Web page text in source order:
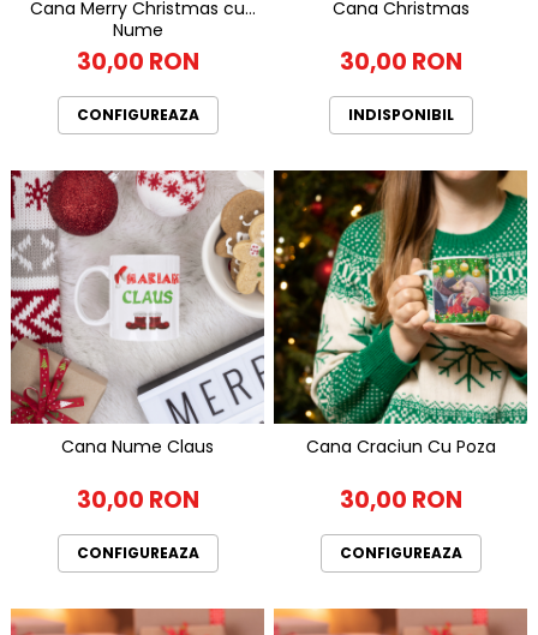
Cana Merry Christmas cu
Nume
30,00 RON
CONFIGUREAZA
Cana Christmas
30,00 RON
INDISPONIBIL
Cana Nume Claus
30,00 RON
CONFIGUREAZA
Cana Craciun Cu Poza
30,00 RON
CONFIGUREAZA